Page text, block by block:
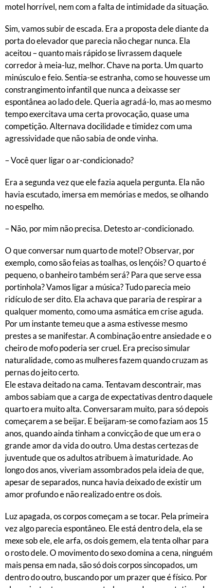
motel horrível, nem com a falta de intimidade da situação.
Sim, vamos subir de escada. Era a proposta dele diante da
porta do elevador que parecia não chegar nunca. Ela
aceitou – quanto mais rápido se livrassem daquele
corredor à meia-luz, melhor. Chave na porta. Um quarto
minúsculo e feio. Sentia-se estranha, como se houvesse um
constrangimento infantil que nunca a deixasse ser
espontânea ao lado dele. Queria agradá-lo, mas ao mesmo
tempo exercitava uma certa provocação, quase uma
competição. Alternava docilidade e timidez com uma
agressividade que não sabia de onde vinha.
– Você quer ligar o ar-condicionado?
Era a segunda vez que ele fazia aquela pergunta. Ela não
havia escutado, imersa em memórias e medos, se olhando
no espelho.
– Não, por mim não precisa. Detesto ar-condicionado.
O que conversar num quarto de motel? Observar, por
exemplo, como são feias as toalhas, os lençóis? O quarto é
pequeno, o banheiro também será? Para que serve essa
portinhola? Vamos ligar a música? Tudo parecia meio
ridículo de ser dito. Ela achava que pararia de respirar a
qualquer momento, como uma asmática em crise aguda.
Por um instante temeu que a asma estivesse mesmo
prestes a se manifestar. A combinação entre ansiedade e o
cheiro de mofo poderia ser cruel. Era preciso simular
naturalidade, como as mulheres fazem quando cruzam as
pernas do jeito certo.
Ele estava deitado na cama. Tentavam descontrair, mas
ambos sabiam que a carga de expectativas dentro daquele
quarto era muito alta. Conversaram muito, para só depois
começarem a se beijar. E beijaram-se como faziam aos 15
anos, quando ainda tinham a convicção de que um era o
grande amor da vida do outro. Uma destas certezas de
juventude que os adultos atribuem à imaturidade. Ao
longo dos anos, viveriam assombrados pela ideia de que,
apesar de separados, nunca havia deixado de existir um
amor profundo e não realizado entre os dois.
Luz apagada, os corpos começam a se tocar. Pela primeira
vez algo parecia espontâneo. Ele está dentro dela, ela se
mexe sob ele, ele arfa, os dois gemem, ela tenta olhar para
o rosto dele. O movimento do sexo domina a cena, ninguém
mais pensa em nada, são só dois corpos sincopados, um
dentro do outro, buscando por um prazer que é físico. Por